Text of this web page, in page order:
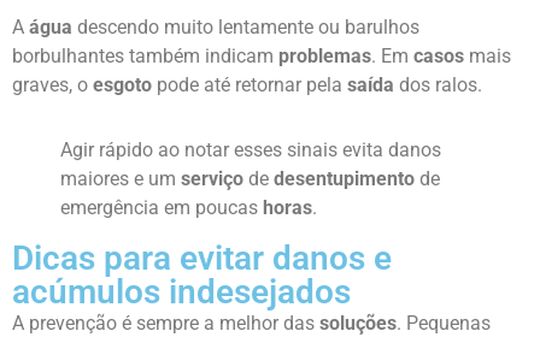
A água descendo muito lentamente ou barulhos
borbulhantes também indicam problemas. Em casos mais
graves, o esgoto pode até retornar pela saída dos ralos.
Agir rápido ao notar esses sinais evita danos
maiores e um serviço de desentupimento de
emergência em poucas horas.
Dicas para evitar danos e
acúmulos indesejados
A prevenção é sempre a melhor das soluções. Pequenas